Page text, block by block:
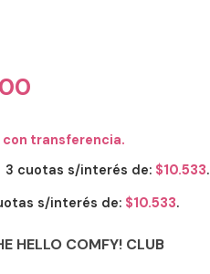
con transferencia.
3 cuotas s/interés de: $10.533.
s/interés de: $10.533.
HELLO COMFY! CLUB